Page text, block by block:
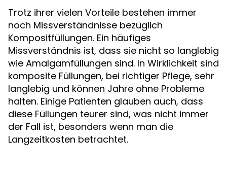
Trotz ihrer vielen Vorteile bestehen immer
noch Missverständnisse bezüglich
Kompositfüllungen. Ein häufiges
Missverständnis ist, dass sie nicht so langlebig
wie Amalgamfüllungen sind. In Wirklichkeit sind
komposite Füllungen, bei richtiger Pflege, sehr
langlebig und können Jahre ohne Probleme
halten. Einige Patienten glauben auch, dass
diese Füllungen teurer sind, was nicht immer
der Fall ist, besonders wenn man die
Langzeitkosten betrachtet.